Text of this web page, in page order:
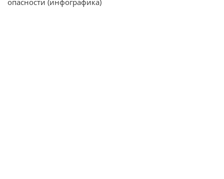
опасности (инфографика)